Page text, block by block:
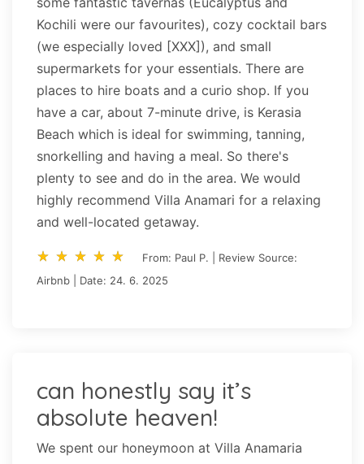
Kochili were our favourites), cozy cocktail bars
(we especially loved [XXX]), and small
supermarkets for your essentials. There are
places to hire boats and a curio shop. If you
have a car, about 7-minute drive, is Kerasia
Beach which is ideal for swimming, tanning,
snorkelling and having a meal. So there's
plenty to see and do in the area. We would
highly recommend Villa Anamari for a relaxing
and well-located getaway.
star_rate star_rate star_rate star_rate star_rate
star_rate star_rate star_rate star_rate star_rate
From: Paul P. | Review Source:
Airbnb | Date: 24. 6. 2025
can honestly say it’s
absolute heaven!
We spent our honeymoon at Villa Anamaria